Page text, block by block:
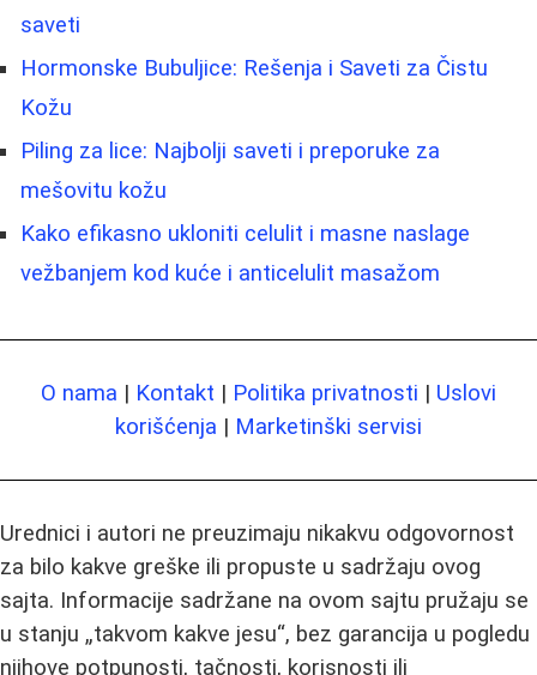
saveti
Hormonske Bubuljice: Rešenja i Saveti za Čistu
Kožu
Piling za lice: Najbolji saveti i preporuke za
mešovitu kožu
Kako efikasno ukloniti celulit i masne naslage
vežbanjem kod kuće i anticelulit masažom
O nama | Kontakt | Politika privatnosti | Uslovi
korišćenja | Marketinški servisi
Urednici i autori ne preuzimaju nikakvu odgovornost
za bilo kakve greške ili propuste u sadržaju ovog
sajta. Informacije sadržane na ovom sajtu pružaju se
u stanju „takvom kakve jesu“, bez garancija u pogledu
njihove potpunosti, tačnosti, korisnosti ili